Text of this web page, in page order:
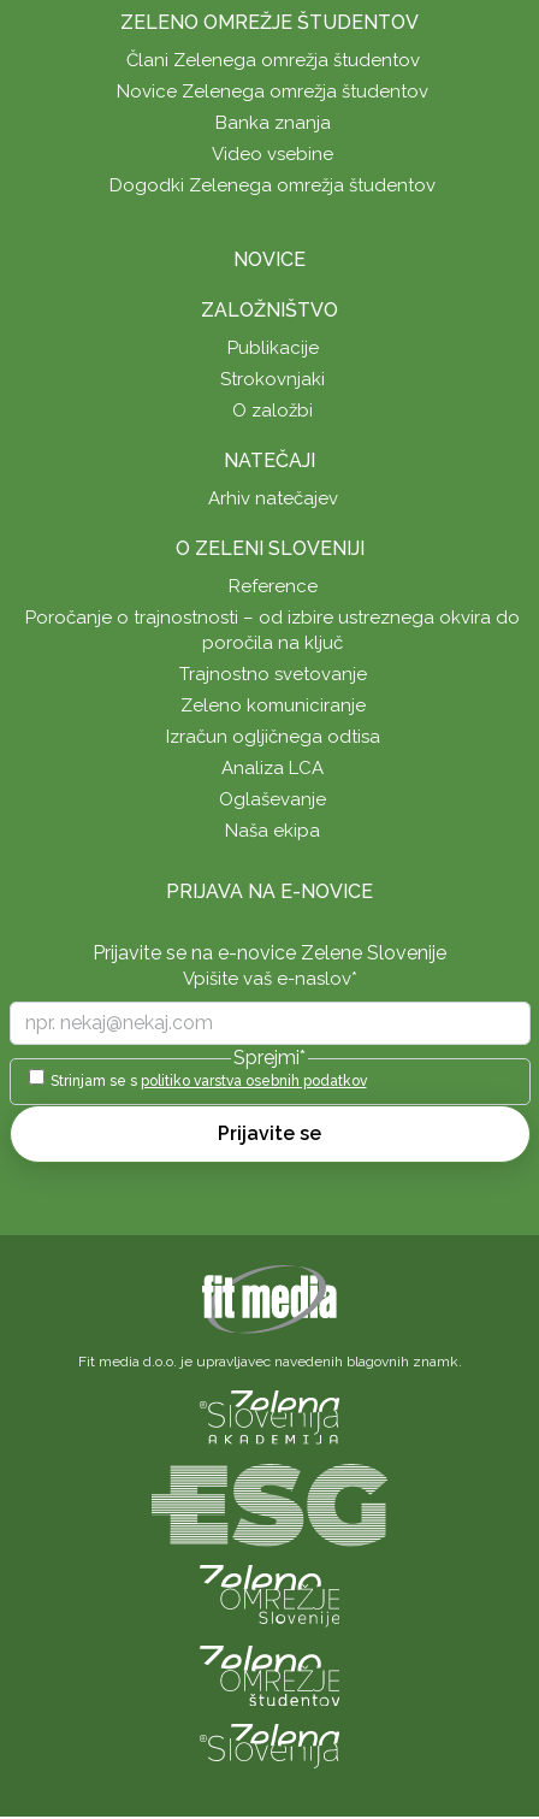
ZELENO OMREŽJE ŠTUDENTOV
Člani Zelenega omrežja študentov
Novice Zelenega omrežja študentov
Banka znanja
Video vsebine
Dogodki Zelenega omrežja študentov
NOVICE
ZALOŽNIŠTVO
Publikacije
Strokovnjaki
O založbi
NATEČAJI
Arhiv natečajev
O ZELENI SLOVENIJI
Reference
Poročanje o trajnostnosti – od izbire ustreznega okvira do
poročila na ključ
Trajnostno svetovanje
Zeleno komuniciranje
Izračun ogljičnega odtisa
Analiza LCA
Oglaševanje
Naša ekipa
PRIJAVA NA E-NOVICE
Prijavite se na e-novice Zelene Slovenije
Vpišite vaš e-naslov*
Sprejmi*
Strinjam se s politiko varstva osebnih podatkov
Prijavite se
Fit media d.o.o. je upravljavec navedenih blagovnih znamk.